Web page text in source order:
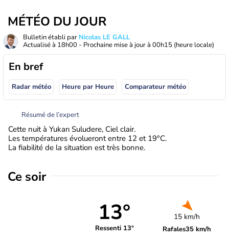
MÉTÉO DU JOUR
Bulletin établi par Nicolas LE GALL
Actualisé à 18h00 - Prochaine mise à jour à 00h15 (heure locale)
En bref
Radar météo Heure par Heure Comparateur météo
Résumé de l’expert
Cette nuit à Yukarı Suludere, Ciel clair.
Les températures évolueront entre 12 et 19°C.
La fiabilité de la situation est très bonne.
Ce soir
13°
Ressenti 13°
15 km/h
Rafales35 km/h